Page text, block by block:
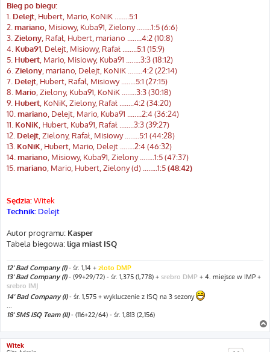
Bieg po biegu:
1. Delejt , Hubert, Mario, KoNiK ……..5:1
2. mariano , Misiowy, Kuba91, Zielony ...…..1:5 (6:6)
3. Zielony , Rafał, Hubert, mariano ...…..4:2 (10:8)
4. Kuba91 , Delejt, Misiowy, Rafał ...…..5:1 (15:9)
5. Hubert , Mario, Misiowy, Kuba91 ...…..3:3 (18:12)
6. Zielony , mariano, Delejt, KoNiK ...…..4:2 (22:14)
7. Delejt , Hubert, Rafał, Misiowy ...…..5:1 (27:15)
8. Mario , Zielony, Kuba91, KoNiK ...…..3:3 (30:18)
9. Hubert , KoNiK, Zielony, Rafał ...…..4:2 (34:20)
10. mariano , Delejt, Mario, Kuba91 ...…..2:4 (36:24)
11. KoNiK , Hubert, Kuba91, Rafał ...…..3:3 (39:27)
12. Delejt , Zielony, Rafał, Misiowy ...…..5:1 (44:28)
13. KoNiK , Hubert, Mario, Delejt ...…..2:4 (46:32)
14. mariano , Misiowy, Kuba91, Zielony ...…..1:5 (47:37)
15. mariano , Mario, Hubert, Zielony (d) ...…..1:5(48:42)
Sędzia:Witek
Technik: Delejt
Autor programu: Kasper
Tabela biegowa:liga miast ISQ
12' Bad Company (I)- śr. 1,14 + złoto DMP
13' Bad Company (I)- (99+29/72) - śr. 1,375 (1,778) + srebro DMP + 4. miejsce w IMP +
srebro IMJ
14' Bad Company (I)- śr. 1,575 + wykluczenie z ISQ na 3 sezony
18' SMS ISQ Team (II)- (116+22/64) - śr. 1,813 (2,156)
Witek